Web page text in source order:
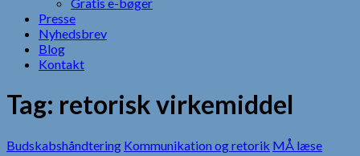
Presse
Nyhedsbrev
Blog
Kontakt
Tag: retorisk virkemiddel
Budskabshåndtering Kommunikation og retorik MÅ læse